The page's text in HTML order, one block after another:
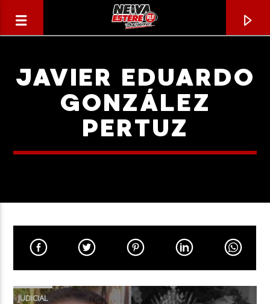
CANCIÓN ACTUAL
TÍTULO
JAVIER EDUARDO
GONZÁLEZ
PERTUZ
JUDICIAL